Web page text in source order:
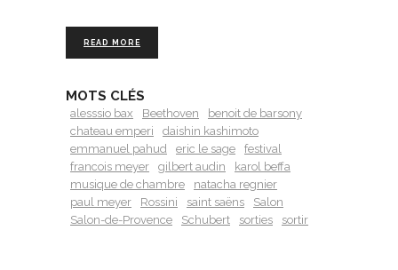
READ MORE
MOTS CLÉS
alesssio bax Beethoven
benoit de barsony
chateau emperi
daishin kashimoto
emmanuel pahud
eric le sage
festival
francois meyer
gilbert audin
karol beffa
musique de chambre
natacha regnier
paul meyer
Rossini saint saëns
Salon
Salon-de-Provence
Schubert sorties sortir